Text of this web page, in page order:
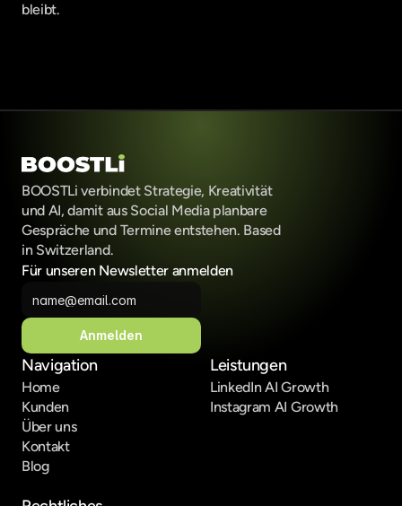
bleibt.
BOOSTLi verbindet Strategie, Kreativität
und AI, damit aus Social Media planbare
Gespräche und Termine entstehen. Based
in Switzerland.
Für unseren Newsletter anmelden
Anmelden
Navigation
Home
Kunden
Über uns
Kontakt
Blog
Leistungen
LinkedIn AI Growth
Instagram AI Growth